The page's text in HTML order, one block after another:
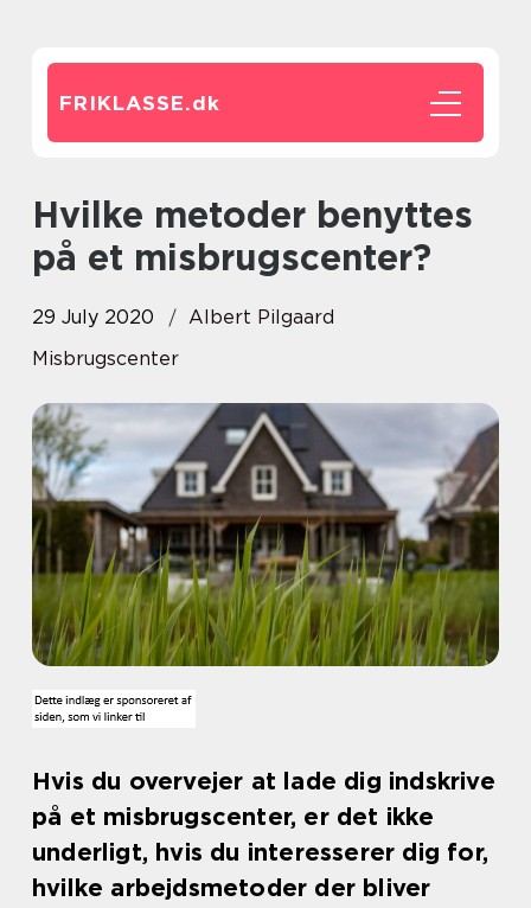
FRIKLASSE.dk
Hvilke metoder benyttes
på et misbrugscenter?
29 July 2020
Albert Pilgaard
Misbrugscenter
Hvis du overvejer at lade dig indskrive
på et misbrugscenter, er det ikke
underligt, hvis du interesserer dig for,
hvilke arbejdsmetoder der bliver